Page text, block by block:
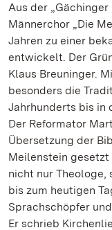
Aus der
Männerchor „Die
Jahren zu einer
entwickelt. Der
Klaus Breuninger.
besonders die
Jahrhunderts bis in
Der Reformator
Übersetzung der
Meilenstein
nicht nur Theologe,
bis zum heutigen
Sprachschöpfer
Er schrieb